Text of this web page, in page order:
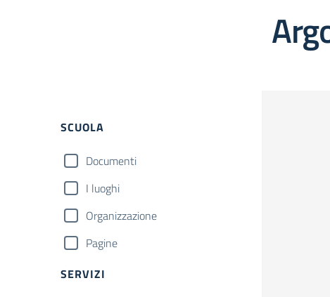
Filtri
SCUOLA
Documenti
I luoghi
Organizzazione
Pagine
SERVIZI